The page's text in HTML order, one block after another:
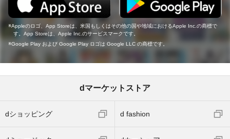
Appleのロゴ、App Storeは、米国もしくはその他の国や地域におけるApple Inc.の商標で
す。App Storeは、Apple Inc.のサービスマークです。
Google Play および Google Play ロゴは Google LLC の商標です。
dマーケットストア
dショッピング d fashion